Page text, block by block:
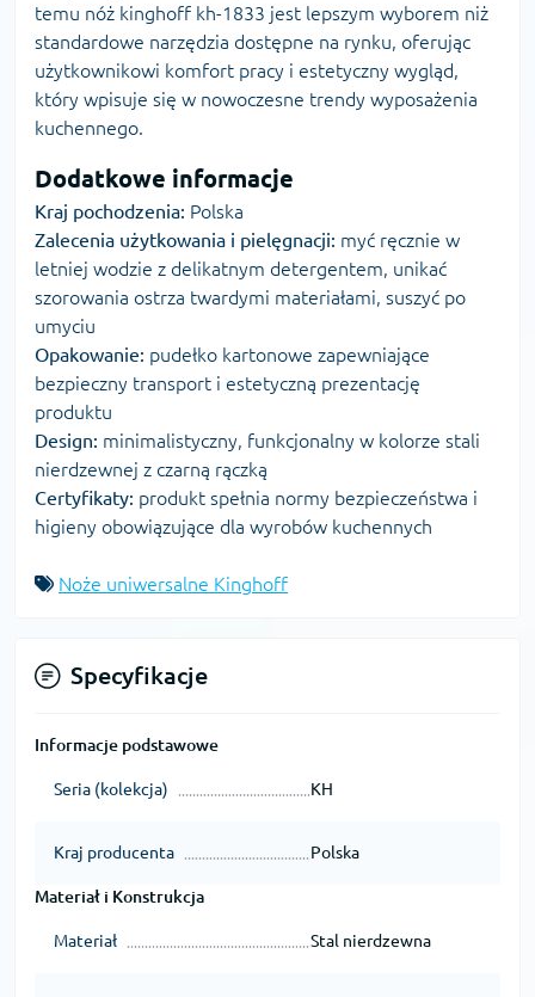
temu nóż kinghoff kh-1833 jest lepszym wyborem niż
standardowe narzędzia dostępne na rynku, oferując
użytkownikowi komfort pracy i estetyczny wygląd,
który wpisuje się w nowoczesne trendy wyposażenia
kuchennego.
Dodatkowe informacje
Kraj pochodzenia: Polska
Zalecenia użytkowania i pielęgnacji: myć ręcznie w
letniej wodzie z delikatnym detergentem, unikać
szorowania ostrza twardymi materiałami, suszyć po
umyciu
Opakowanie: pudełko kartonowe zapewniające
bezpieczny transport i estetyczną prezentację
produktu
Design: minimalistyczny, funkcjonalny w kolorze stali
nierdzewnej z czarną rączką
Certyfikaty: produkt spełnia normy bezpieczeństwa i
higieny obowiązujące dla wyrobów kuchennych
Noże uniwersalne Kinghoff
Specyfikacje
Informacje podstawowe
Seria (kolekcja) KH
Kraj producenta Polska
Materiał i Konstrukcja
Materiał Stal nierdzewna